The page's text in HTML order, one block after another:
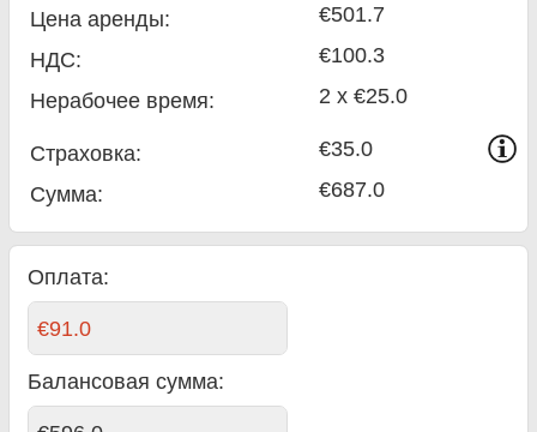
Цена аренды:
€501.7
НДС:
€100.3
Нерабочее время:
2 x €25.0
Страховка:
€35.0
Сумма: €687.0
Оплата:
€91.0
Балансовая сумма: